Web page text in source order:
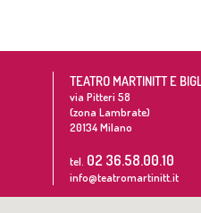
TEATRO MARTINITT E
via Pitteri 58
(zona Lambrate)
20134Milano
tel. 02 36.58.00.10
info@teatromartinitt.it